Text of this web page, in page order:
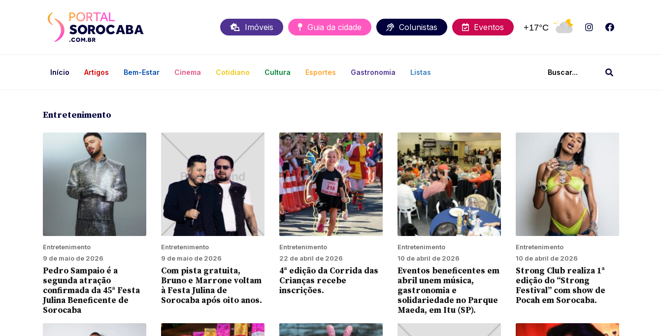
Imóveis Guia da cidade Colunistas Eventos +17°C
Início Artigos Bem-Estar Cinema Cotidiano Cultura Esportes Gastronomia Listas
Entretenimento
Entretenimento
9 de maio de 2026
Pedro Sampaio é a
segunda atração
confirmada da 45ª Festa
Julina Beneficente de
Sorocaba
Entretenimento
9 de maio de 2026
Com pista gratuita,
Bruno e Marrone voltam
à Festa Julina de
Sorocaba após oito anos.
Entretenimento
22 de abril de 2026
4ª edição da Corrida das
Crianças recebe
inscrições.
Entretenimento
10 de abril de 2026
Eventos beneficentes em
abril unem música,
gastronomia e
solidariedade no Parque
Maeda, em Itu (SP).
Entretenimento
10 de abril de 2026
Strong Club realiza 1ª
edição do “Strong
Festival” com show de
Pocah em Sorocaba.